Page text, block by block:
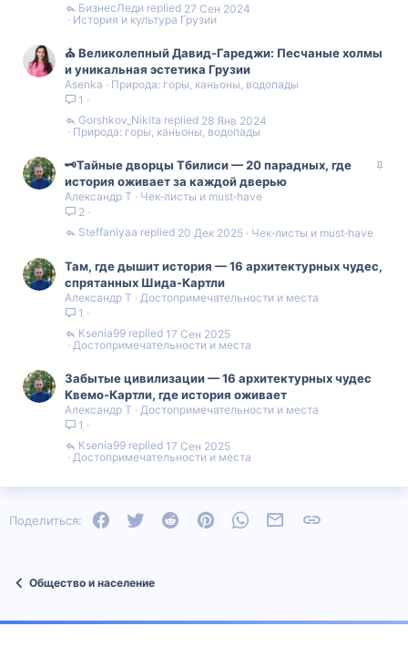
История и культура Грузии
27 Сен 2024
БизнесЛеди
⛪️ Великолепный Давид-Гареджи: Песчаные холмы
и уникальная эстетика Грузии
Asenka
Природа: горы, каньоны, водопады
1
Природа: горы, каньоны, водопады
28 Янв 2024
Gorshkov_Nikita
🗝️Тайные дворцы Тбилиси — 20 парадных, где
история оживает за каждой дверью
Александр Т
Чек‑листы и must‑have
2
Чек‑листы и must‑have
20 Дек 2025
Steffaniyaa
Там, где дышит история — 16 архитектурных чудес,
спрятанных Шида-Картли
Александр Т
Достопримечательности и места
1
Достопримечательности и места
17 Сен 2025
Ksenia99
Забытые цивилизации — 16 архитектурных чудес
Квемо-Картли, где история оживает
Александр Т
Достопримечательности и места
1
Достопримечательности и места
17 Сен 2025
Ksenia99
Поделиться: FacebookTwitter Reddit PinterestWhatsAppЭлектронная почта
Общество и население